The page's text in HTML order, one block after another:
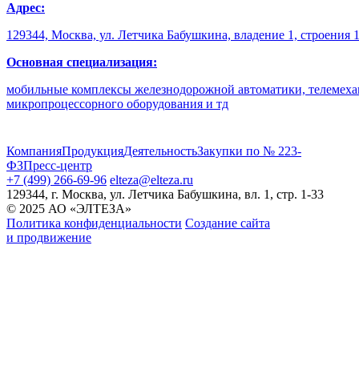
Адрес:
129344, Москва, ул. Летчика Бабушкина, владение 1, строения
Основная специализация:
мобильные комплексы железнодорожной автоматики,
микропроцессорного оборудования и тд
КомпанияПродукцияДеятельностьЗакупки по № 223-
ФЗПресс-центр
+7 (499) 266-69-96 elteza@elteza.ru
129344, г. Москва, ул. Летчика Бабушкина, вл. 1, стр. 1-33
© 2025 АО «ЭЛТЕЗА»
Политика конфиденциальности Создание сайта
и продвижение